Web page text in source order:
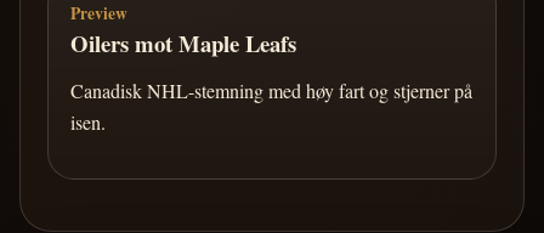
Preview
Oilers mot Maple Leafs
Canadisk NHL-stemning med høy fart og stjerner på
isen.